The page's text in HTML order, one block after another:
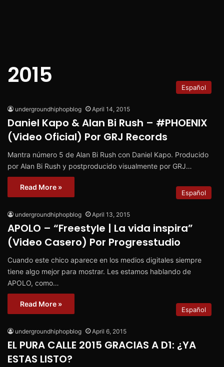
2015 Español
undergroundhiphopblog April 14, 2015
Daniel Kapo & Alan Bi Rush – #PHOENIX
(Video Oficial) Por GRJ Records
Mantra número 5 de Alan Bi Rush con Daniel Kapo. Producido
por Alan Bi Rush y postproducido visualmente por GRJ…
Read More »
Español
undergroundhiphopblog April 13, 2015
APOLO – “Freestyle | La vida inspira”
(Video Casero) Por Progresstudio
Cuando este chico aparece en los medios digitales siempre
tiene algo mejor para mostrar. Les estamos hablando de
APOLO, como…
Read More »
Español
undergroundhiphopblog April 6, 2015
EL PURA CALLE 2015 GRACIAS A D1: ¿YA
ESTAS LISTO?